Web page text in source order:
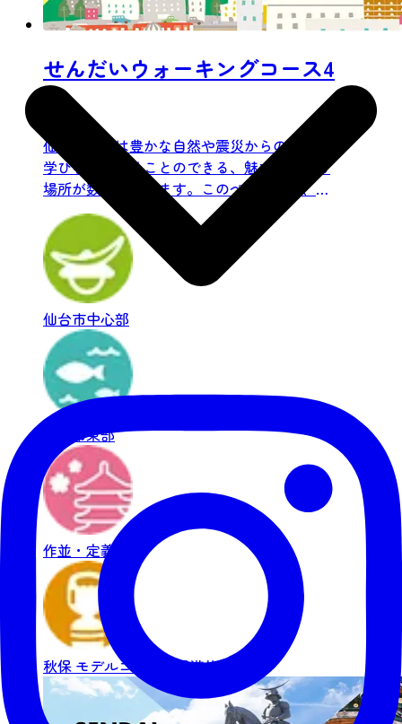
せんだいウォーキングコース4
選
仙台市内には豊かな自然や震災からの復興を
学びながら歩くことのできる、魅力あふれる
場所が数多くあります。このページでは、そ
の中でも4つのエリアのお...
仙台市中心部
仙台市東部
作並・定義
秋保 モデルコース・周遊旅